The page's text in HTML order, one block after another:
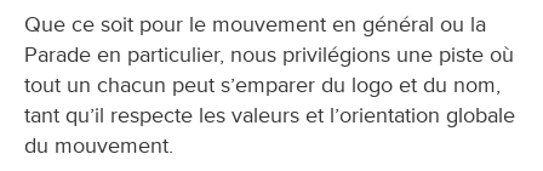
Que ce soit pour le mouvement en général ou la
Parade en particulier, nous privilégions une piste où
tout un chacun peut s’emparer du logo et du nom,
tant qu’il respecte les valeurs et l’orientation globale
du mouvement.